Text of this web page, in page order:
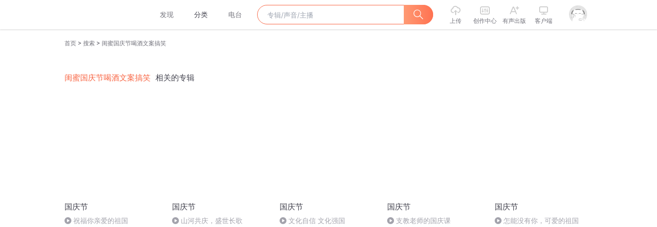
发现 分类 电台
上传 创作中心 有声出版 客户端
首页 > 搜索 > 闺蜜国庆节喝酒文案搞笑
闺蜜国庆节喝酒文案搞笑 相关的专辑
国庆节
祝福你亲爱的祖国
国庆节
山河共庆，盛世长歌
国庆节
文化自信 文化强国
国庆节
支教老师的国庆课
国庆节
怎能没有你，可爱的祖国